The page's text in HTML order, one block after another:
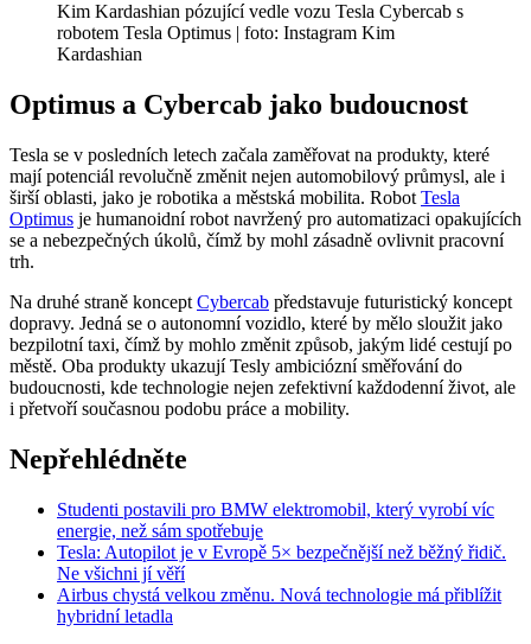
Kim Kardashian pózující vedle vozu Tesla Cybercab s
robotem Tesla Optimus | foto: Instagram Kim
Kardashian
Optimus a Cybercab jako budoucnost
Tesla se v posledních letech začala zaměřovat na produkty, které
mají potenciál revolučně změnit nejen automobilový průmysl, ale i
širší oblasti, jako je robotika a městská mobilita. Robot Tesla
Optimus je humanoidní robot navržený pro automatizaci opakujících
se a nebezpečných úkolů, čímž by mohl zásadně ovlivnit pracovní
trh.
Na druhé straně koncept Cybercab představuje futuristický koncept
dopravy. Jedná se o autonomní vozidlo, které by mělo sloužit jako
bezpilotní taxi, čímž by mohlo změnit způsob, jakým lidé cestují po
městě. Oba produkty ukazují Tesly ambiciózní směřování do
budoucnosti, kde technologie nejen zefektivní každodenní život, ale
i přetvoří současnou podobu práce a mobility.
Nepřehlédněte
Studenti postavili pro BMW elektromobil, který vyrobí víc
energie, než sám spotřebuje
Tesla: Autopilot je v Evropě 5× bezpečnější než běžný řidič.
Ne všichni jí věří
Airbus chystá velkou změnu. Nová technologie má přiblížit
hybridní letadla